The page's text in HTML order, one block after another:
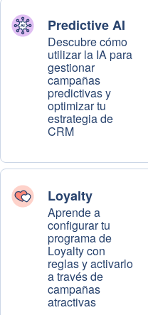
Predictive AI
Descubre cómo
utilizar la IA para
gestionar
campañas
predictivas y
optimizar tu
estrategia de
CRM
Loyalty
Aprende a
configurar tu
programa de
Loyalty con
reglas y activarlo
a través de
campañas
atractivas